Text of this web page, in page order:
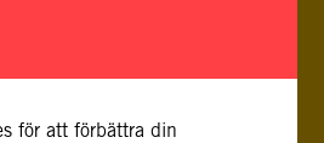
provinser. Grannländerna är
för att förbättra din